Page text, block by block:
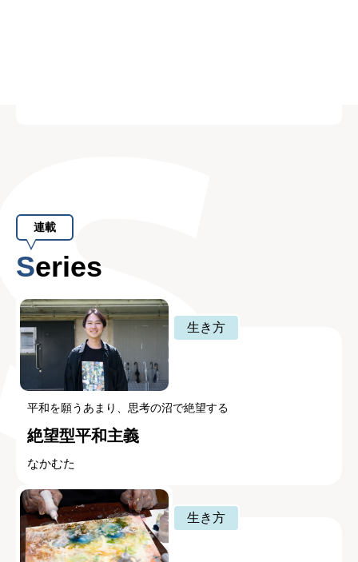
連載
Series
生き方
平和を願うあまり、思考の沼で絶望する
絶望型平和主義
なかむた
生き方